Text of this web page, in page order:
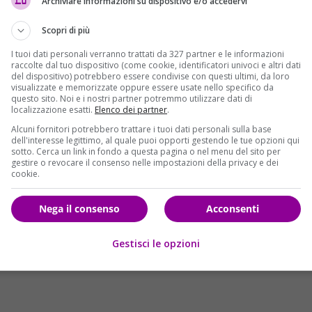
non sono la priorità per il Paese, e che piuttosto va
dei mesi dirà “questo non è una priorità”. Non hanno
una posizione precisa su qualsiasi argomento, se
dicono che le priorità sono altre, in modo da non dover
è in discussione oggi, perché la adegueremo dopo aver
Scopri di più
I tuoi dati personali verranno trattati da 327 partner e le informazioni
raccolte dal tuo dispositivo (come cookie, identificatori univoci e altri dati
del dispositivo) potrebbero essere condivise con questi ultimi, da loro
visualizzate e memorizzate oppure essere usate nello specifico da
questo sito. Noi e i nostri partner potremmo utilizzare dati di
localizzazione esatti. Elenco dei partner.
Alcuni fornitori potrebbero trattare i tuoi dati personali sulla base
dell'interesse legittimo, al quale puoi opporti gestendo le tue opzioni qui
sotto. Cerca un link in fondo a questa pagina o nel menu del sito per
gestire o revocare il consenso nelle impostazioni della privacy e dei
cookie.
Acconsenti
Nega il consenso
Gestisci le opzioni